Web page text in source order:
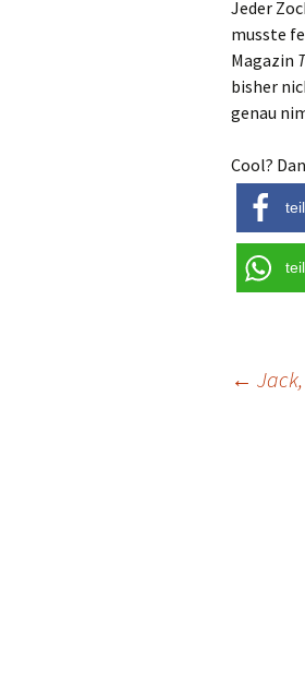
Jeder
musste
Magazin
bisher
genau
Cool?
←